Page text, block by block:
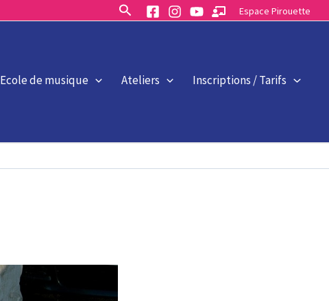
Rechercher Espace Pirouette
Ecole de musique Ateliers Inscriptions / Tarifs